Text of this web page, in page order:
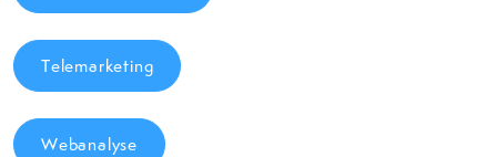
Telemarketing
Webanalyse